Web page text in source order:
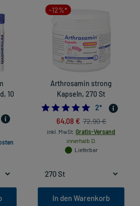
10
-12%*
Arthrosamin strong
Kapseln, 270 St
5.0
2*
64,08 € 72,90 €
inkl. MwSt. Gratis-Versand
innerhalb D.
Lieferbar
In den Warenkorb